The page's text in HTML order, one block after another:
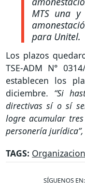
MTS una y
para Unitel.
Los plazos
TSE-ADM N°
establecen los
diciembre. “Si
directivas sí o sí
logre acumular
personería jurídica”,
TAGS:
SÍGUENOS EN: